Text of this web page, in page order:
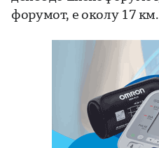
форумот, е околу 17 км.